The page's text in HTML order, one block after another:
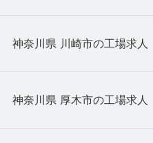
神奈川県 川崎市の工場求人
神奈川県 厚木市の工場求人